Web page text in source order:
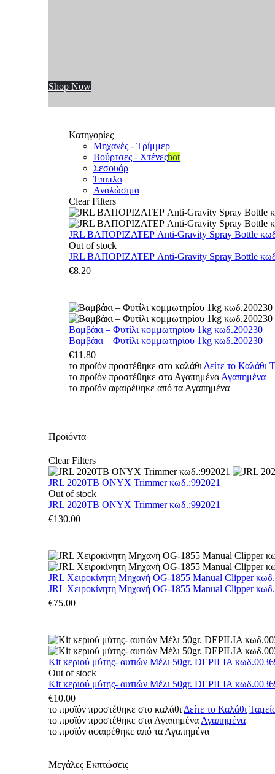
Shop Now
Κατηγορίες
Μηχανές - Τρίμμερ
Βούρτσες - Χτένεςhot
Σεσουάρ
Έπιπλα
Αναλώσιμα
Clear Filters
JRL ΒΑΠΟΡΙΖΑΤΕΡ Anti-Gravity Spray Bottle
Out of stock
JRL ΒΑΠΟΡΙΖΑΤΕΡ Anti-Gravity Spray Bottle
€8.20
Βαμβάκι – Φυτίλι κομμωτηρίου 1kg κωδ.200230
Βαμβάκι – Φυτίλι κομμωτηρίου 1kg κωδ.200230
€11.80
το προϊόν προστέθηκε στο καλάθι Δείτε το Καλάθι
το προϊόν προστέθηκε στα Αγαπημένα Αγαπημένα
το προϊόν αφαιρέθηκε από τα Αγαπημένα
Προϊόντα
Clear Filters
JRL 2020TB ONYX Trimmer κωδ.:992021
Out of stock
JRL 2020TB ONYX Trimmer κωδ.:992021
€130.00
JRL Χειροκίνητη Μηχανή OG-1855 Manual Clipper
JRL Χειροκίνητη Μηχανή OG-1855 Manual Clipper
€75.00
Kit κεριού μύτης- αυτιών Μέλι 50gr. DEPILIA
Out of stock
Kit κεριού μύτης- αυτιών Μέλι 50gr. DEPILIA
€10.00
το προϊόν προστέθηκε στο καλάθι Δείτε το Καλάθι
το προϊόν προστέθηκε στα Αγαπημένα Αγαπημένα
το προϊόν αφαιρέθηκε από τα Αγαπημένα
Μεγάλες Εκπτώσεις